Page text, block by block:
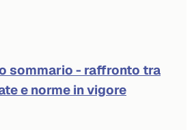
sommario - raffronto tra
e norme in vigore